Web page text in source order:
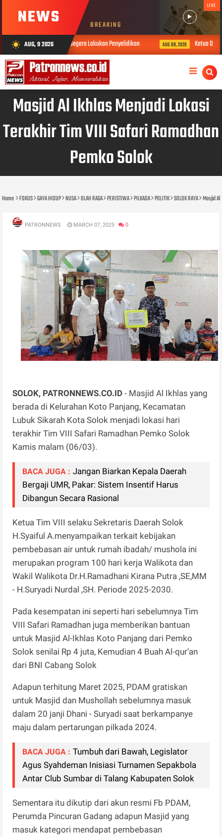
NEWS BREAKING
LIVE
wb_sunny AUG, 9 2026
Propam Segera Lakukan Penyelidikan AUG 08, 2026 Ketua DPRD Kota Solok
Masjid Al Ikhlas Menjadi Lokasi
Terakhir Tim VIII Safari Ramadhan
Pemko Solok
Home FOKUS GAYA HIDUP NUSA OLAH RAGA PERISTIWA PILKADA POLITIK SOLOK RAYA Masjid
PATRONNEWS MARCH 07, 2025 0
SOLOK, PATRONNEWS.CO.ID - Masjid Al Ikhlas yang
berada di Kelurahan Koto Panjang, Kecamatan
Lubuk Sikarah Kota Solok menjadi lokasi hari
terakhir Tim VIII Safari Ramadhan Pemko Solok
Kamis malam (06/03).
BACA JUGA : Jangan Biarkan Kepala Daerah
Bergaji UMR, Pakar: Sistem Insentif Harus
Dibangun Secara Rasional
Ketua Tim VIII selaku Sekretaris Daerah Solok
H.Syaiful A.menyampaikan terkait kebijakan
pembebasan air untuk rumah ibadah/ mushola ini
merupakan program 100 hari kerja Walikota dan
Wakil Walikota Dr.H.Ramadhani Kirana Putra ,SE,MM
- H.Suryadi Nurdal ,SH. Periode 2025-2030.
Pada kesempatan ini seperti hari sebelumnya Tim
VIII Safari Ramadhan juga memberikan bantuan
untuk Masjid Al-Ikhlas Koto Panjang dari Pemko
Solok senilai Rp 4 juta, Kemudian 4 Buah Al-qur’an
dari BNI Cabang Solok
Adapun terhitung Maret 2025, PDAM gratiskan
untuk Masjid dan Mushollah sebelumnya masuk
dalam 20 janji Dhani - Suryadi saat berkampanye
maju dalam pertarungan pilkada 2024.
BACA JUGA : Tumbuh dari Bawah, Legislator
Agus Syahdeman Inisiasi Turnamen Sepakbola
Antar Club Sumbar di Talang Kabupaten Solok
Sementara itu dikutip dari akun resmi Fb PDAM,
Perumda Pincuran Gadang adapun Masjid yang
masuk kategori mendapat pembebasan